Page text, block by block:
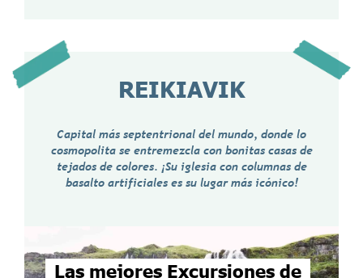
REIKIAVIK
Capital más septentrional del mundo, donde lo
cosmopolita se entremezcla con bonitas casas de
tejados de colores. ¡Su iglesia con columnas de
basalto artificiales es su lugar más icónico!
Las mejores Excursiones de